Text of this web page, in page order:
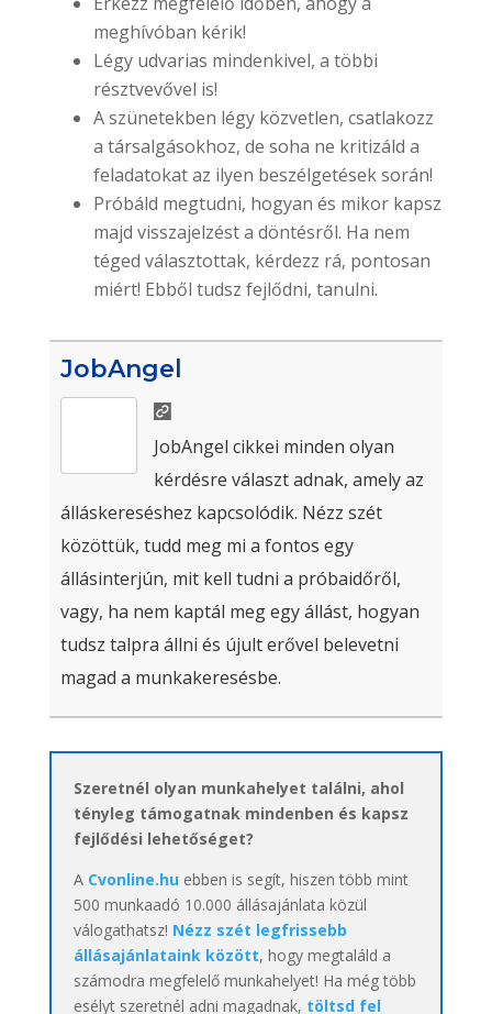
meghívóban kérik!
Légy udvarias mindenkivel, a többi
résztvevővel is!
A szünetekben légy közvetlen, csatlakozz
a társalgásokhoz, de soha ne kritizáld a
feladatokat az ilyen beszélgetések során!
Próbáld megtudni, hogyan és mikor kapsz
majd visszajelzést a döntésről. Ha nem
téged választottak, kérdezz rá, pontosan
miért! Ebből tudsz fejlődni, tanulni.
JobAngel
JobAngel cikkei minden olyan
kérdésre választ adnak, amely az
álláskereséshez kapcsolódik. Nézz szét
közöttük, tudd meg mi a fontos egy
állásinterjún, mit kell tudni a próbaidőről,
vagy, ha nem kaptál meg egy állást, hogyan
tudsz talpra állni és újult erővel belevetni
magad a munkakeresésbe.
Szeretnél olyan munkahelyet találni, ahol
tényleg támogatnak mindenben és kapsz
fejlődési lehetőséget?
A Cvonline.huebben is segít, hiszen több mint
500 munkaadó 10.000 állásajánlata közül
válogathatsz! Nézz szét legfrissebb
állásajánlataink között, hogy megtaláld a
számodra megfelelő munkahelyet! Ha még több
esélyt szeretnél adni magadnak, töltsd fel